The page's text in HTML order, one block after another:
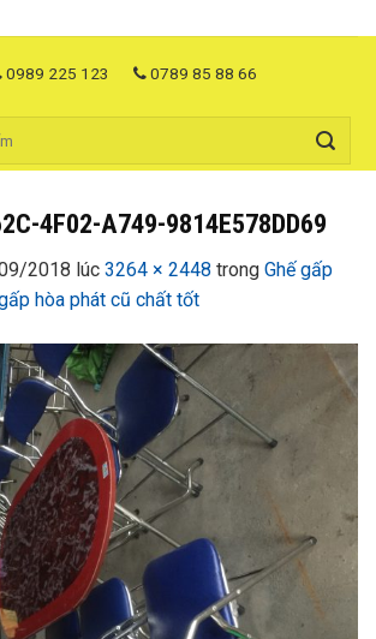
0989 225 123 0789 85 88 66
4F02-A749-9814E578DD69
2018 lúc 3264 × 2448 trong Ghế gấp
hòa phát cũ chất tốt